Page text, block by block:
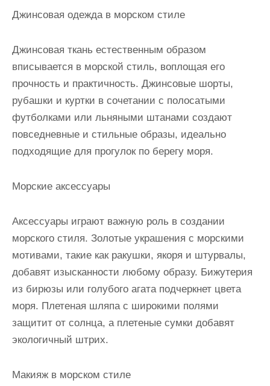
Джинсовая одежда в морском стиле
Джинсовая ткань естественным образом
вписывается в морской стиль, воплощая его
прочность и практичность. Джинсовые шорты,
рубашки и куртки в сочетании с полосатыми
футболками или льняными штанами создают
повседневные и стильные образы, идеально
подходящие для прогулок по берегу моря.
Морские аксессуары
Аксессуары играют важную роль в создании
морского стиля. Золотые украшения с морскими
мотивами, такие как ракушки, якоря и штурвалы,
добавят изысканности любому образу. Бижутерия
из бирюзы или голубого агата подчеркнет цвета
моря. Плетеная шляпа с широкими полями
защитит от солнца, а плетеные сумки добавят
экологичный штрих.
Макияж в морском стиле